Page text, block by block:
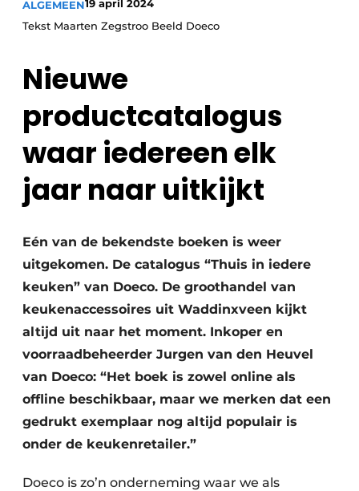
Privacy / Cookie statement
Vacature aanmelden
Video’s
Meubelbeslag & Kastindeling
ALGEMEEN19 april 2024
Tekst Maarten Zegstroo Beeld Doeco
Nieuwe
productcatalogus
waar iedereen elk
jaar naar uitkijkt
Eén van de bekendste boeken is weer
uitgekomen. De catalogus “Thuis in iedere
keuken” van Doeco. De groothandel van
keukenaccessoires uit Waddinxveen kijkt
altijd uit naar het moment. Inkoper en
voorraadbeheerder Jurgen van den Heuvel
van Doeco: “Het boek is zowel online als
offline beschikbaar, maar we merken dat een
gedrukt exemplaar nog altijd populair is
onder de keukenretailer.”
Doeco is zo’n onderneming waar we als